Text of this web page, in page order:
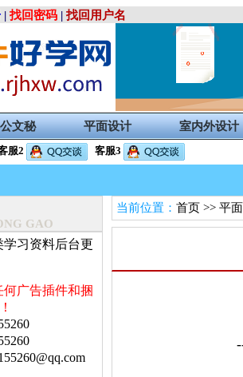
| 找回密码 | 找回用户名
文秘 平面设计 室内外设计
服2 客服3
GAO
习资料后台更
广告插件和捆
当前位置： 首页 >> 平